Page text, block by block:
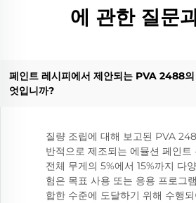
에 관한 질문
페인트 레시피에서 제안되는 PVA 2488
엇입니까?
질량 조립에 대해 보고된 PVA
반적으로 제조되는 에뮬션 페인트
전체 무게의 5%에서 15%까지 다
험은 목표 사용 또는 응용 프로그
합한 수준에 도달하기 위해 수행